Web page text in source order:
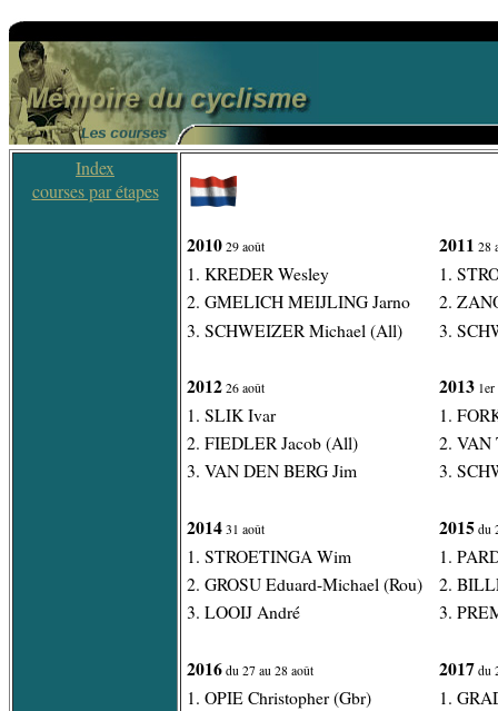
Index
courses par étapes
2010 29 août
1. KREDER Wesley
2. GMELICH MEIJLING Jarno
3. SCHWEIZER Michael (All)
2012 26 août
1. SLIK Ivar
2. FIEDLER Jacob (All)
3. VAN DEN BERG Jim
2014 31 août
1. STROETINGA Wim
2. GROSU Eduard-Michael (Rou)
3. LOOIJ André
2016 du 27 au 28 août
1. OPIE Christopher (Gbr)
2011 28
1.
2.
3.
2013
1.
2. VAN
3.
2015 du
1.
2.
3.
2017 du
1.